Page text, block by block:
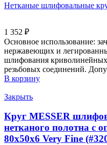
Нетканые шлифовальные
1 352 ₽
Основное использование:
нержавеющих и
шлифования
резьбовых соединений.
В корзину
Закрыть
Круг MESSER
нетканого полотна с
80х50х6 Very Fine